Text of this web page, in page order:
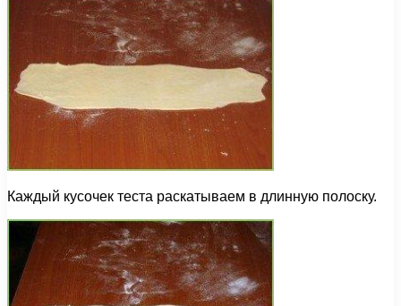
Каждый кусочек теста раскатываем в длинную полоску.